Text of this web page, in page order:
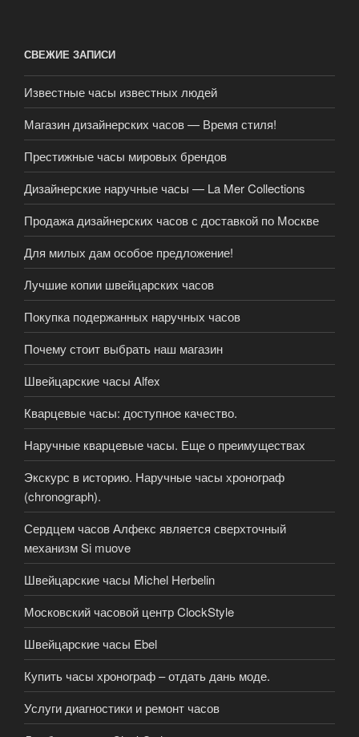
СВЕЖИЕ ЗАПИСИ
Известные часы известных людей
Магазин дизайнерских часов — Время стиля!
Престижные часы мировых брендов
Дизайнерские наручные часы — La Mer Collections
Продажа дизайнерских часов с доставкой по Москве
Для милых дам особое предложение!
Лучшие копии швейцарских часов
Покупка подержанных наручных часов
Почему стоит выбрать наш магазин
Швейцарские часы Alfex
Кварцевые часы: доступное качество.
Наручные кварцевые часы. Еще о преимуществах
Экскурс в историю. Наручные часы хронограф
(chronograph).
Сердцем часов Алфекс является сверхточный
механизм Si muove
Швейцарские часы Michel Herbelin
Московский часовой центр ClockStyle
Швейцарские часы Ebel
Купить часы хронограф – отдать дань моде.
Услуги диагностики и ремонт часов